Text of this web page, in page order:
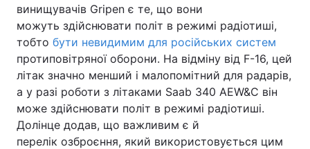
винищувачів Gripen є те, що вони
можуть здійснювати політ в режимі радіотиші,
тобто бути невидимим для російських систем
протиповітряної оборони. На відміну від F-16, цей
літак значно менший і малопомітний для радарів,
а у разі роботи з літаками Saab 340 AEW&C він
може здійснювати політ в режимі радіотиші.
Долінце додав, що важливим є й
перелік озброєння, який використовується цим